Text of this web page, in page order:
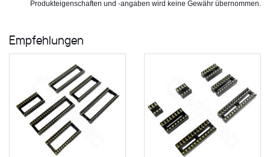
Produkteigenschaften und -angaben wird keine Gewähr übernommen.
Empfehlungen